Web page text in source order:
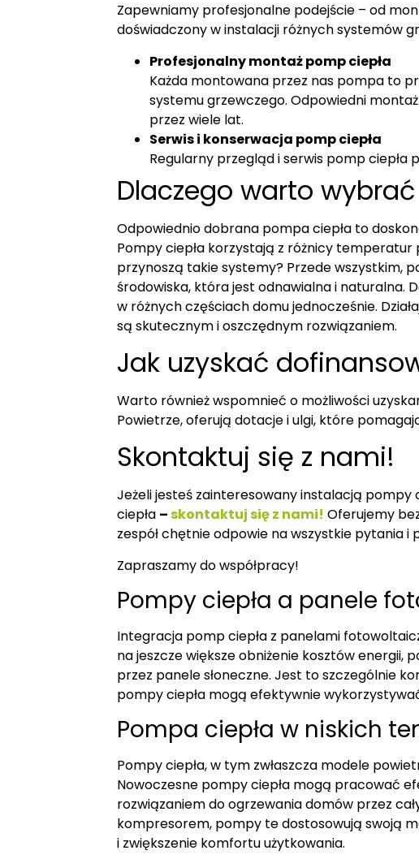
Zapewniamy profesjonalne podejście – od
doświadczony w instalacji różnych systemów
Profesjonalny montaż pomp ciepła
Każda montowana przez nas pompa to
systemu grzewczego. Odpowiedni
przez wiele lat.
Serwis i konserwacja pomp ciepła
Regularny przegląd i serwis pomp
Dlaczego warto
Odpowiednio dobrana pompa ciepła to
Pompy ciepła korzystają z różnicy
przynoszą takie systemy? Przede wszystkim,
środowiska, która jest odnawialna i naturalna.
w różnych częściach domu jednocześnie.
są skutecznym i oszczędnym rozwiązaniem.
Jak uzyskać
Warto również wspomnieć o możliwości
Powietrze, oferują dotacje i ulgi, które
Skontaktuj się z nami!
Jeżeli jesteś zainteresowany instalacją pompy
ciepła –skontaktuj się z nami! Oferujemy
zespół chętnie odpowie na wszystkie pytania
Zapraszamy do współpracy!
Pompy ciepła a panele
Integracja pomp ciepła z panelami
na jeszcze większe obniżenie kosztów
przez panele słoneczne. Jest to szczególnie
pompy ciepła mogą efektywnie
Pompa ciepła w niskich
Pompy ciepła, w tym zwłaszcza modele
Nowoczesne pompy ciepła mogą pracować
rozwiązaniem do ogrzewania domów przez
kompresorem, pompy te dostosowują swoją
i zwiększenie komfortu użytkowania.